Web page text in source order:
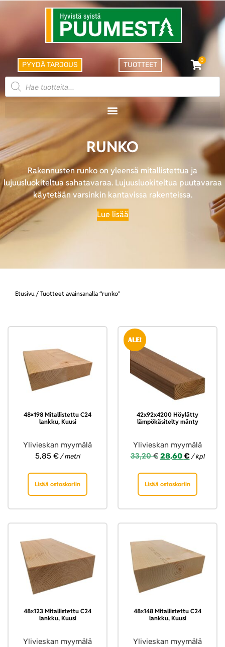
PYYDÄ TARJOUS TUOTTEET
0
RUNKO
Rakennusten runko on yleensä mitallistettua ja
lujuusluokiteltua sahatavaraa. Lujuusluokiteltua puutavaraa
käytetään varsinkin kantavissa rakenteissa.
Lue lisää
Etusivu / Tuotteet avainsanalla “runko”
48×198 Mitallistettu C24
lankku, Kuusi
Ylivieskan myymälä
5,85 €/ metri
Lisää ostoskoriin
ALE!
42x92x4200 Höylätty
lämpökäsitelty mänty
Ylivieskan myymälä
33,20€ 28,60€ / kpl
Lisää ostoskoriin
48×123 Mitallistettu C24
lankku, Kuusi
Ylivieskan myymälä
48×148 Mitallistettu C24
lankku, Kuusi
Ylivieskan myymälä